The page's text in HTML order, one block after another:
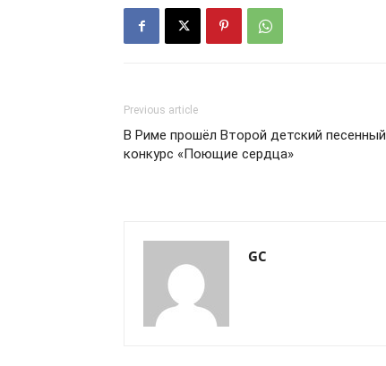
Previous article
В Риме прошёл Второй детский песенный
конкурс «Поющие сердца»
GC